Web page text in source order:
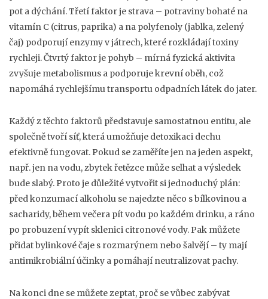
pot a dýchání. Třetí faktor je strava – potraviny bohaté na
vitamín C (citrus, paprika) a na polyfenoly (jablka, zelený
čaj) podporují enzymy v játrech, které rozkládají toxiny
rychleji. Čtvrtý faktor je pohyb – mírná fyzická aktivita
zvyšuje metabolismus a podporuje krevní oběh, což
napomáhá rychlejšímu transportu odpadních látek do jater.
Každý z těchto faktorů představuje samostatnou entitu, ale
společně tvoří síť, která umožňuje detoxikaci dechu
efektivně fungovat. Pokud se zaměříte jen na jeden aspekt,
např. jen na vodu, zbytek řetězce může selhat a výsledek
bude slabý. Proto je důležité vytvořit si jednoduchý plán:
před konzumací alkoholu se najedzte něco s bílkovinou a
sacharidy, během večera pít vodu po každém drinku, a ráno
po probuzení vypít sklenici citronové vody. Pak můžete
přidat bylinkové čaje s rozmarýnem nebo šalvějí – ty mají
antimikrobiální účinky a pomáhají neutralizovat pachy.
Na konci dne se můžete zeptat, proč se vůbec zabývat